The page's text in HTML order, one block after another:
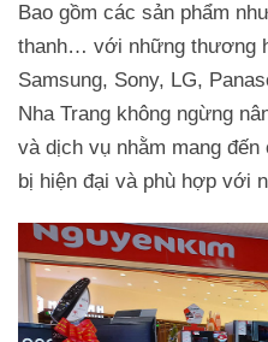
Bao gồm các sản phẩm
thanh… với những thương
Samsung, Sony, LG,
Nha Trang không ngừng
và dịch vụ nhằm mang
bị hiện đại và phù hợp với